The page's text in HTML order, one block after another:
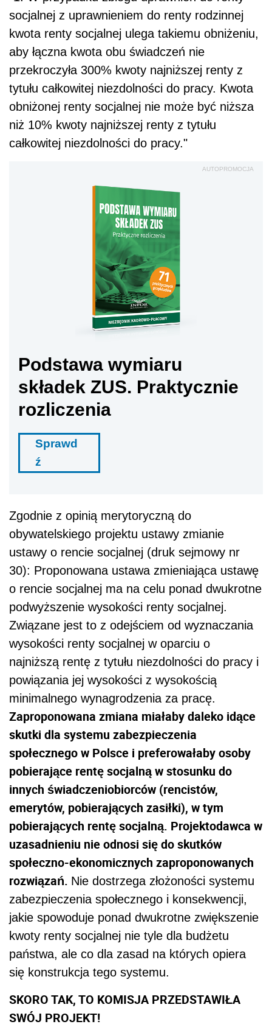
socjalnej z uprawnieniem do renty rodzinnej
kwota renty socjalnej ulega takiemu obniżeniu,
aby łączna kwota obu świadczeń nie
przekroczyła 300% kwoty najniższej renty z
tytułu całkowitej niezdolności do pracy. Kwota
obniżonej renty socjalnej nie może być niższa
niż 10% kwoty najniższej renty z tytułu
całkowitej niezdolności do pracy."
AUTOPROMOCJA
Podstawa wymiaru
składek ZUS. Praktycznie
rozliczenia
Sprawd
ź
Zgodnie z opinią merytoryczną do
obywatelskiego projektu ustawy zmianie
ustawy o rencie socjalnej (druk sejmowy nr
30): Proponowana ustawa zmieniająca ustawę
o rencie socjalnej ma na celu ponad dwukrotne
podwyższenie wysokości renty socjalnej.
Związane jest to z odejściem od wyznaczania
wysokości renty socjalnej w oparciu o
najniższą rentę z tytułu niezdolności do pracy i
powiązania jej wysokości z wysokością
minimalnego wynagrodzenia za pracę.
Zaproponowana zmiana miałaby daleko idące
skutki dla systemu zabezpieczenia
społecznego w Polsce i preferowałaby osoby
pobierające rentę socjalną w stosunku do
innych świadczeniobiorców (rencistów,
emerytów, pobierających zasiłki), w tym
pobierających rentę socjalną. Projektodawca w
uzasadnieniu nie odnosi się do skutków
społeczno-ekonomicznych zaproponowanych
rozwiązań. Nie dostrzega złożoności systemu
zabezpieczenia społecznego i konsekwencji,
jakie spowoduje ponad dwukrotne zwiększenie
kwoty renty socjalnej nie tyle dla budżetu
państwa, ale co dla zasad na których opiera
się konstrukcja tego systemu.
SKORO TAK, TO KOMISJA PRZEDSTAWIŁA
SWÓJ PROJEKT!